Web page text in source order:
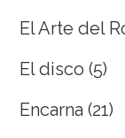
El Arte del
El disco (5)
Encarna (21)